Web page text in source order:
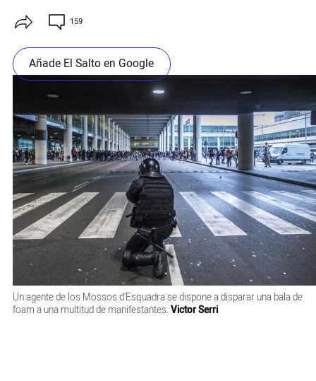
159
Añade El Salto en Google
Un agente de los Mossos d'Esquadra se dispone a disparar una bala de
foam a una multitud de manifestantes. Victor Serri